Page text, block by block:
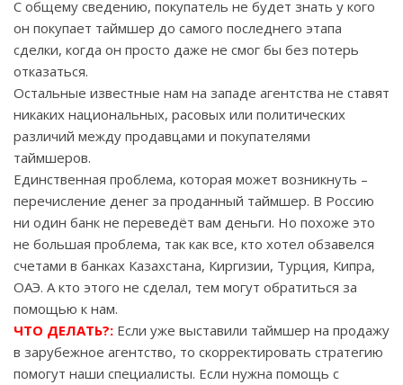
С общему сведению, покупатель не будет знать у кого
он покупает таймшер до самого последнего этапа
сделки, когда он просто даже не смог бы без потерь
отказаться.
Остальные известные нам на западе агентства не ставят
никаких национальных, расовых или политических
различий между продавцами и покупателями
таймшеров.
Единственная проблема, которая может возникнуть –
перечисление денег за проданный таймшер. В Россию
ни один банк не переведёт вам деньги. Но похоже это
не большая проблема, так как все, кто хотел обзавелся
счетами в банках Казахстана, Киргизии, Турция, Кипра,
ОАЭ. А кто этого не сделал, тем могут обратиться за
помощью к нам.
ЧТО ДЕЛАТЬ?: Если уже выставили таймшер на продажу
в зарубежное агентство, то скорректировать стратегию
помогут наши специалисты. Если нужна помощь с